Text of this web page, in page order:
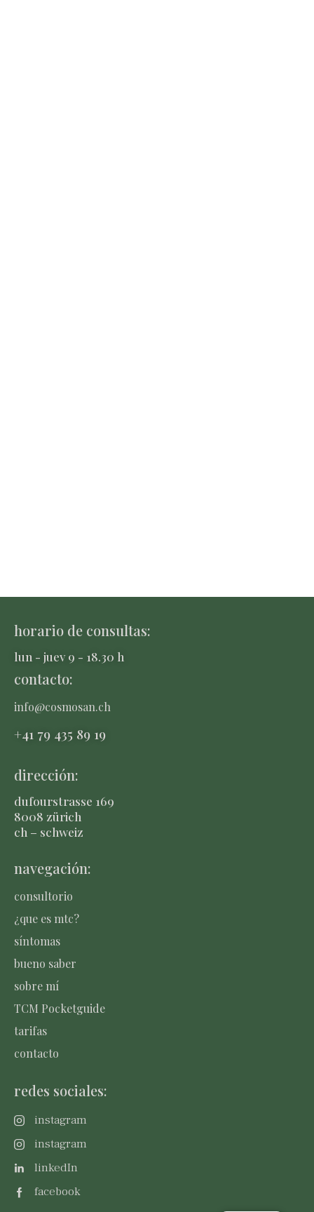
horario de consultas:
lun - juev 9 - 18.30 h
contacto:
info@cosmosan.ch
+41 79 435 89 19
dirección:
dufourstrasse 169
8008 zürich
ch – schweiz
navegación:
consultorio
¿que es mtc?
síntomas
bueno saber
sobre mí
TCM Pocketguide
tarifas
contacto
redes sociales:
instagram
instagram
linkedIn
facebook